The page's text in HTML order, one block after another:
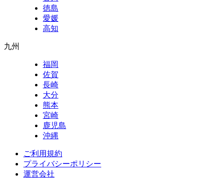
徳島
愛媛
高知
九州
福岡
佐賀
長崎
大分
熊本
宮崎
鹿児島
沖縄
ご利用規約
プライバシーポリシー
運営会社